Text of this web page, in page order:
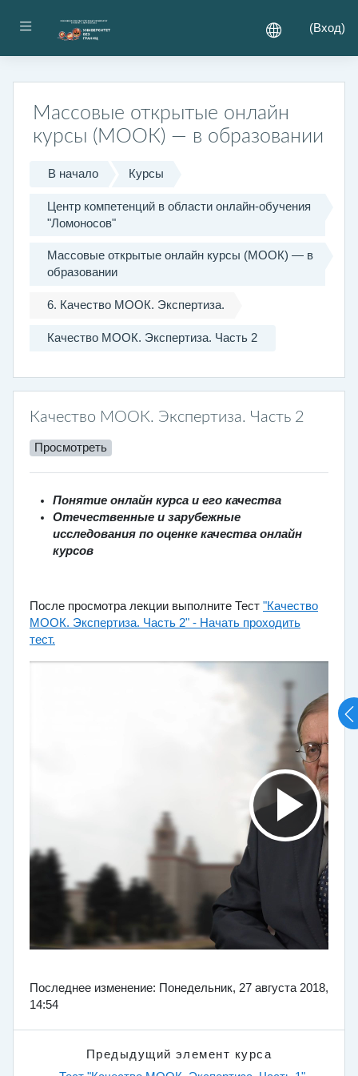
Боковая панель (Вход)
Массовые открытые онлайн
курсы (МООК) — в образовании
В начало Курсы
Центр компетенций в области онлайн-обучения
"Ломоносов"
Массовые открытые онлайн курсы (МООК) — в
образовании
6. Качество МООК. Экспертиза.
Качество МООК. Экспертиза. Часть 2
Качество МООК. Экспертиза. Часть 2
Просмотреть
Понятие онлайн курса и его качества
Отечественные и зарубежные
исследования по оценке качества онлайн
курсов
После просмотра лекции выполните Тест "Качество
МООК. Экспертиза. Часть 2" - Начать проходить
тест.
Последнее изменение: Понедельник, 27 августа 2018,
14:54
Предыдущий элемент курса